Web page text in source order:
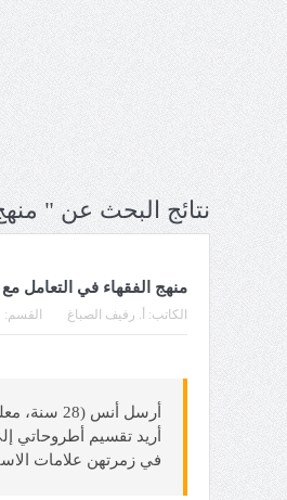
نتائج البحث عن "
منهج الفقهاء في التعامل
الكاتب: أ. رفيف الصباغ القسم:
أريد تقسيم أطروحاتي
في زمرتهن علامات